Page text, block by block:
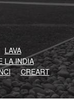
LAVA
LA INDIA
CREART